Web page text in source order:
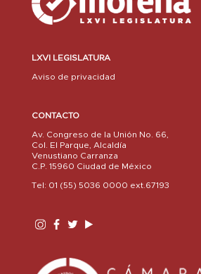
LXVI LEGISLATURA
Aviso de privacidad
CONTACTO
Av. Congreso de la Unión No. 66,
Col. El Parque, Alcaldía
Venustiano Carranza
C.P. 15960 Ciudad de México
Tel: 01 (55) 5036 0000 ext.67193